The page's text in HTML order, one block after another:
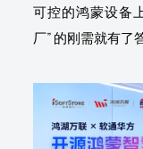
可控的鸿蒙设备
厂”的刚需就有了